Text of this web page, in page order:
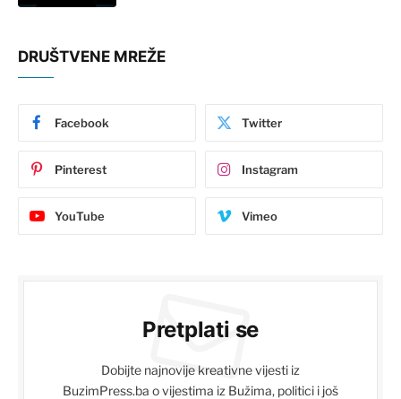
DRUŠTVENE MREŽE
Facebook Twitter
Pinterest Instagram
YouTube Vimeo
Pretplati se
Dobijte najnovije kreativne vijesti iz
BuzimPress.ba o vijestima iz Bužima, politici i još